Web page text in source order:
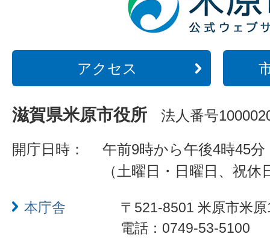
アクセス
滋賀県米原市役所 法人番号
開庁日時：
午前9時から午後4時45分
（土曜日・日曜日、祝
本庁舎
〒521-8501 米原市米
電話：0749-53-5100